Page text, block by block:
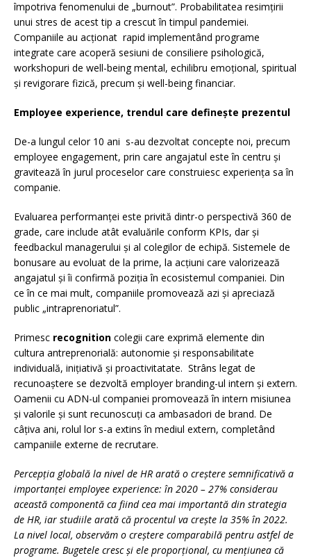
împotriva fenomenului de „burnout”. Probabilitatea resimțirii
unui stres de acest tip a crescut în timpul pandemiei.
Companiile au acționat rapid implementând programe
integrate care acoperă sesiuni de consiliere psihologică,
workshopuri de well-being mental, echilibru emoțional, spiritual
și revigorare fizică, precum și well-being financiar.
Employee experience, trendul care definește prezentul
De-a lungul celor 10 ani s-au dezvoltat concepte noi, precum
employee engagement, prin care angajatul este în centru și
gravitează în jurul proceselor care construiesc experiența sa în
companie.
Evaluarea performanței este privită dintr-o perspectivă 360 de
grade, care include atât evaluările conform KPIs, dar și
feedbackul managerului și al colegilor de echipă. Sistemele de
bonusare au evoluat de la prime, la acțiuni care valorizează
angajatul și îi confirmă poziția în ecosistemul companiei. Din
ce în ce mai mult, companiile promovează azi și apreciază
public „intraprenoriatul”.
Primesc recognition colegii care exprimă elemente din
cultura antreprenorială: autonomie și responsabilitate
individuală, inițiativă și proactivitatate. Strâns legat de
recunoaștere se dezvoltă employer branding-ul intern și extern.
Oamenii cu ADN-ul companiei promovează în intern misiunea
și valorile și sunt recunoscuți ca ambasadori de brand. De
câțiva ani, rolul lor s-a extins în mediul extern, completând
campaniile externe de recrutare.
Percepția globală la nivel de HR arată o creștere semnificativă a
importanței employee experience: în 2020 – 27% considerau
această componentă ca fiind cea mai importantă din strategia
de HR, iar studiile arată că procentul va crește la 35% în 2022.
La nivel local, observăm o creștere comparabilă pentru astfel de
programe. Bugetele cresc și ele proporțional, cu mențiunea că